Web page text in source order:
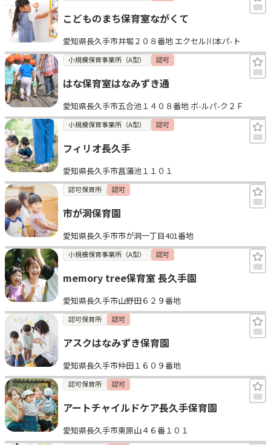
こどものまち保育室ながくて
愛知県長久手市井堀２０８番地 エクセル川本パ-ト
小規模保育事業所（A型） 認可
はな保育室はなみずき通
愛知県長久手市五合池１４０８番地 ボ-ルパ-ク２Ｆ
小規模保育事業所（A型） 認可
フィリオ長久手
愛知県長久手市菖蒲池１１０１
認可保育所 認可
市が洞保育園
愛知県長久手市市が洞一丁目401番地
小規模保育事業所（A型） 認可
memory tree保育室 長久手園
愛知県長久手市山野田６２９番地
認可保育所 認可
アスクはなみずき保育園
愛知県長久手市仲田１６０９番地
認可保育所 認可
アートチャイルドケア長久手保育園
愛知県長久手市東原山４６番１０１